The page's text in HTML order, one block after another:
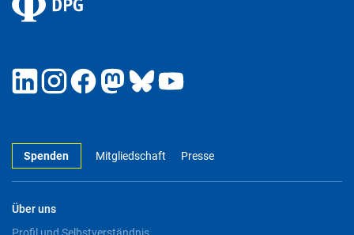
Spenden Mitgliedschaft Presse
Über uns